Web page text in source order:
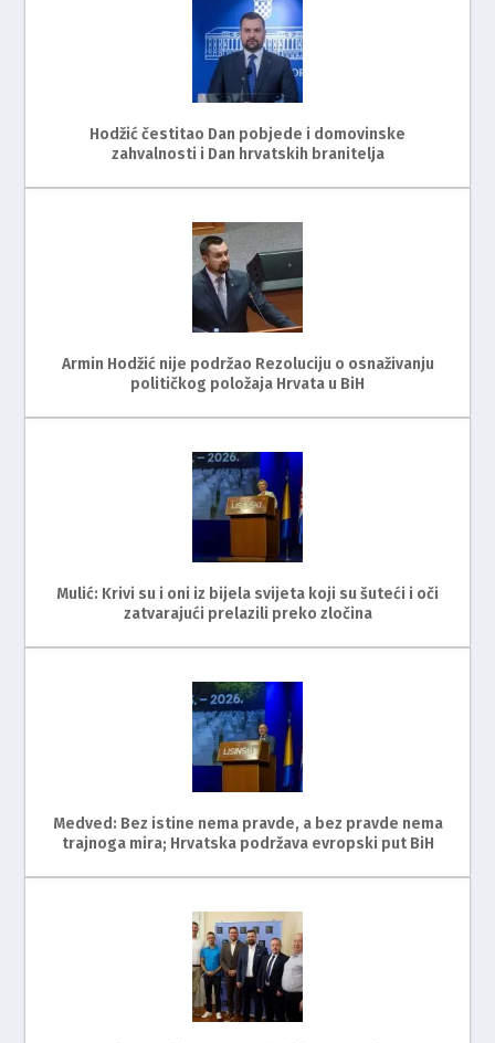
Hodžić čestitao Dan pobjede i domovinske
zahvalnosti i Dan hrvatskih branitelja
Armin Hodžić nije podržao Rezoluciju o osnaživanju
političkog položaja Hrvata u BiH
Mulić: Krivi su i oni iz bijela svijeta koji su šuteći i oči
zatvarajući prelazili preko zločina
Medved: Bez istine nema pravde, a bez pravde nema
trajnoga mira; Hrvatska podržava evropski put BiH